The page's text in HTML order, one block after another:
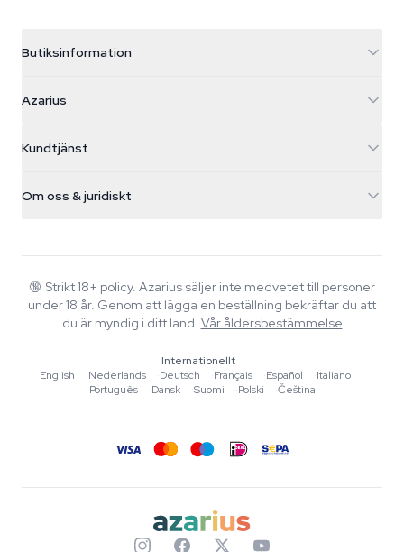
Butiksinformation
Galvaniweg 11
Nederland
+31(0)204897914
Azarius
Magiska svampar
Smokeshop
Kundtjänst
Returpolicy
Vanliga frågor
Integritetspolicy
Om oss & juridiskt
Wiki
Blog
Musik
Redaktionella standarder
Verktyg & Kalkylatorer
🔞 Strikt 18+ policy. Azarius säljer inte medvetet till personer
under 18 år. Genom att lägga en beställning bekräftar du att
du är myndig i ditt land. Vår åldersbestämmelse
Internationellt
English
·Nederlands ·Deutsch ·Français ·Español ·Italiano
·
Português
·Dansk ·Suomi ·Polski ·Čeština